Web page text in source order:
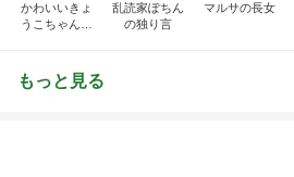
かわいいきょ
うこちゃんブ
乱読家ぽちん
の独り言
マルサの長女
もっと見る